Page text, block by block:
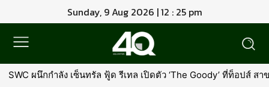
Sunday, 9 Aug 2026 | 12 : 25 pm
ผนึกกำลัง เซ็นทรัล ฟู้ด รีเทล เปิดตัว ‘The Goody’ ที่ท็อปส์ สาข